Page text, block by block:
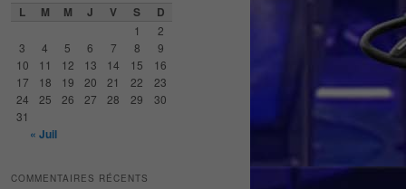
L M M J V S D
1
2
3
4 5 6 7 8
9
10
11 12 13 14 15
16
17
18 19 20 21 22
23
24
25 26 27 28 29
30
31
« Juil
COMMENTAIRES RÉCENTS